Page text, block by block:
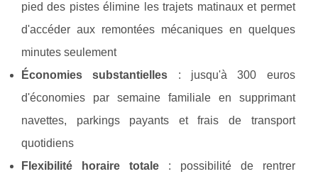
pied des pistes élimine les trajets matinaux et permet
d'accéder aux remontées mécaniques en quelques
minutes seulement
Économies substantielles : jusqu'à 300 euros
d'économies par semaine familiale en supprimant
navettes, parkings payants et frais de transport
quotidiens
Flexibilité horaire totale: possibilité de rentrer